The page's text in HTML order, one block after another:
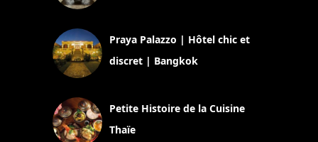
Praya Palazzo | Hôtel chic et
discret | Bangkok
Petite Histoire de la Cuisine
Thaïe